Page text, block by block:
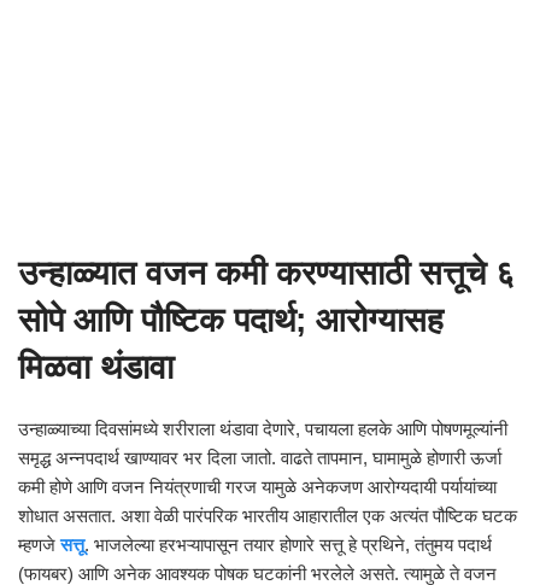
उन्हाळ्यात वजन कमी करण्यासाठी सत्तूचे ६
सोपे आणि पौष्टिक पदार्थ; आरोग्यासह
मिळवा थंडावा
उन्हाळ्याच्या दिवसांमध्ये शरीराला थंडावा देणारे, पचायला हलके आणि पोषणमूल्यांनी
समृद्ध अन्नपदार्थ खाण्यावर भर दिला जातो. वाढते तापमान, घामामुळे होणारी ऊर्जा
कमी होणे आणि वजन नियंत्रणाची गरज यामुळे अनेकजण आरोग्यदायी पर्यायांच्या
शोधात असतात. अशा वेळी पारंपरिक भारतीय आहारातील एक अत्यंत पौष्टिक घटक
म्हणजेसत्तू. भाजलेल्या हरभऱ्यापासून तयार होणारे सत्तू हे प्रथिने, तंतुमय पदार्थ
(फायबर) आणि अनेक आवश्यक पोषक घटकांनी भरलेले असते. त्यामुळे ते वजन